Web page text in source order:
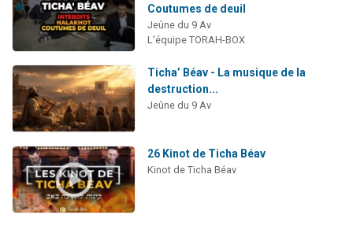
Coutumes de deuil
Jeûne du 9 Av
L'équipe TORAH-BOX
Ticha’ Béav - La musique de la
destruction...
Jeûne du 9 Av
26 Kinot de Ticha Béav
Kinot de Ticha Béav